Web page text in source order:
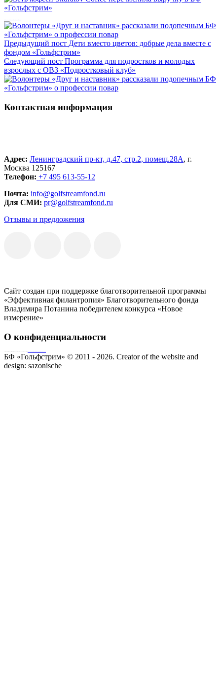
Предыдущий пост Дети вместо цветов: добрые дела вместе с
фондом «Гольфстрим»
Следующий пост Программа для подростков и молодых
взрослых с ОВЗ «Подростковый клуб»
Контактная информация
Адрес: Ленинградский пр-кт, д.47, стр.2, помещ.28А, г.
Москва 125167
Телефон: +7 495 613-55-12
Почта: info@golfstreamfond.ru
Для СМИ: pr@golfstreamfond.ru
Отзывы и предложения
Сайт создан при поддержке благотворительной программы
«Эффективная филантропия» Благотворительного фонда
Владимира Потанина победителем конкурса «Новое
измерение»
О конфиденциальности
БФ «Гольфстрим» © 2011 - 2026. Creator of the website and
design: sazonische